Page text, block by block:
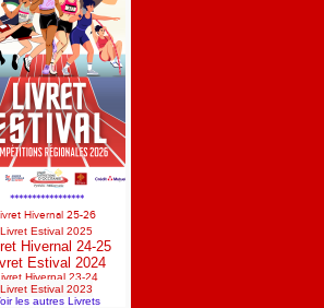
*****************
Hivernal 25-26
Livret Estival 2025
Hivernal 24-25
Estival 2024
Hivernal 23-24
Livret Estival 2023
les autres Livrets